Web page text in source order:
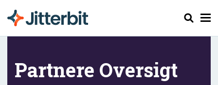
Søg
Partnere Oversigt